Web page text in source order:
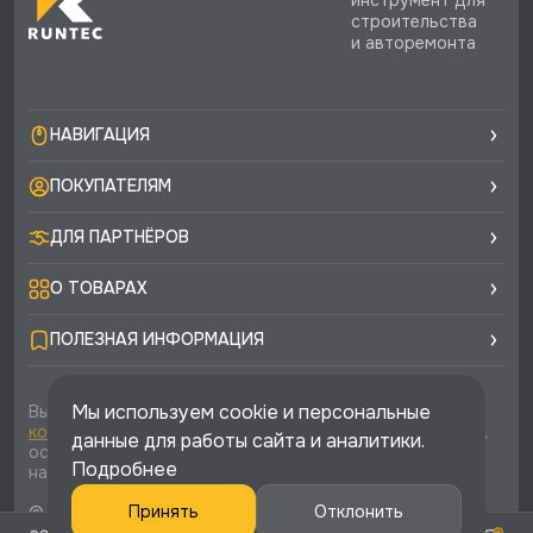
строительства
и авторемонта
НАВИГАЦИЯ
ПОКУПАТЕЛЯМ
ДЛЯ ПАРТНЁРОВ
О ТОВАРАХ
ПОЛЕЗНАЯ ИНФОРМАЦИЯ
Вы соглашаетесь с условиямиполитики
конфиденциальностии публичной оферты
каждый раз,
оставляя свои данные в любой форме обратной связи
на сайте runtec-shop.ru
© 2026 «Runtec», официальный интернет-магазин. Все
Мы используем cookie и персональные
данные для работы сайта и аналитики.
Подробнее
Принять Отклонить